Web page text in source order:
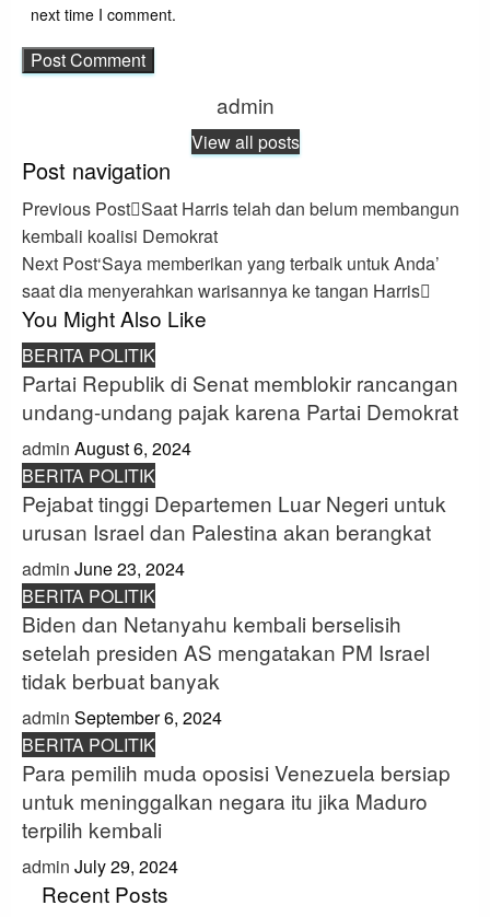
next time I comment.
admin
View all posts
Post navigation
Previous Post Saat Harris telah dan belum membangun
kembali koalisi Demokrat
Next Post‘Saya memberikan yang terbaik untuk Anda’
saat dia menyerahkan warisannya ke tangan Harris
You Might Also Like
BERITA POLITIK
Partai Republik di Senat memblokir rancangan
undang-undang pajak karena Partai Demokrat
admin August 6, 2024
BERITA POLITIK
Pejabat tinggi Departemen Luar Negeri untuk
urusan Israel dan Palestina akan berangkat
admin June 23, 2024
BERITA POLITIK
Biden dan Netanyahu kembali berselisih
setelah presiden AS mengatakan PM Israel
tidak berbuat banyak
admin September 6, 2024
BERITA POLITIK
Para pemilih muda oposisi Venezuela bersiap
untuk meninggalkan negara itu jika Maduro
terpilih kembali
admin July 29, 2024
Recent Posts